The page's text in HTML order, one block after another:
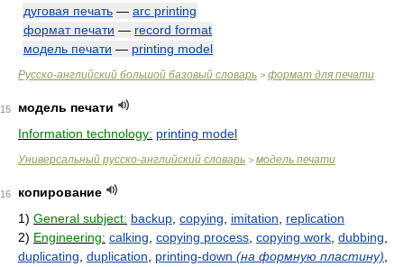
дуговая печать — arc printing
формат печати — record format
модель печати — printing model
Русско-английский большой базовый словарь > формат для печати
15
модель печати
Information technology: printing model
Универсальный русско-английский словарь > модель печати
16
копирование
1) General subject: backup copying imitation
replication
2) Engineering: calking copying process copying work dubbing
duplicating duplication printing-down (на формную пластину)